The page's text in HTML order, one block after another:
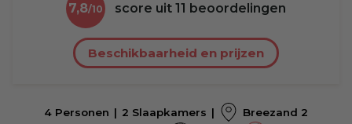
7,8 score uit 11 beoordelingen
Beschikbaarheid en prijzen
4 Personen 2 Slaapkamers
Breezand 2